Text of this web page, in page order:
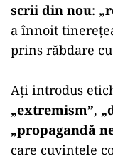
scrii din nou:
a înnoit
prins răbdare
Ați introdus
„extremism”,
„propagandă
care cuvintele